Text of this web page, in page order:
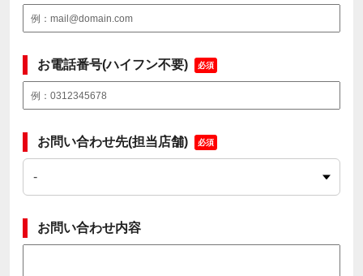
お電話番号(ハイフン不要) 必須
お問い合わせ先(担当店舗) 必須
お問い合わせ内容